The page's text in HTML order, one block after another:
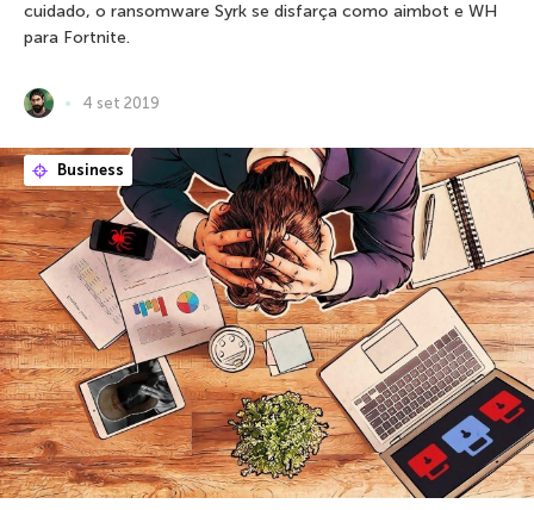
cuidado, o ransomware Syrk se disfarça como aimbot e WH
para Fortnite.
4 set 2019
Business